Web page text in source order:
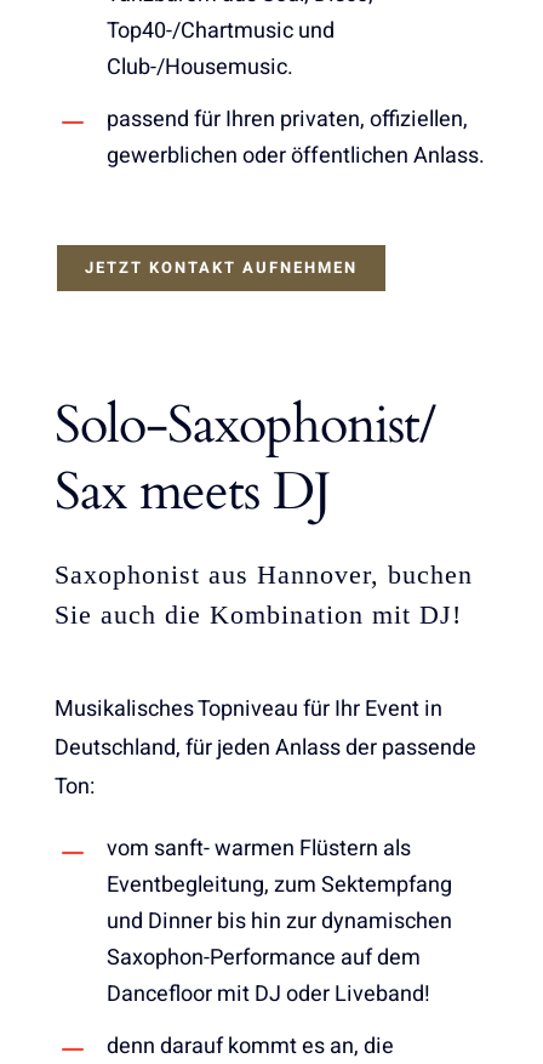
Top40-/Chartmusic und
Club-/Housemusic.
passend für Ihren privaten, offiziellen,
gewerblichen oder öffentlichen Anlass.
JETZT KONTAKT AUFNEHMEN
Solo-Saxophonist/
Sax meets DJ
Saxophonist aus Hannover, buchen
Sie auch die Kombination mit DJ!
Musikalisches Topniveau für Ihr Event in
Deutschland, für jeden Anlass der passende
Ton:
vom sanft- warmen Flüstern als
Eventbegleitung, zum Sektempfang
und Dinner bis hin zur dynamischen
Saxophon-Performance auf dem
Dancefloor mit DJ oder Liveband!
denn darauf kommt es an, die